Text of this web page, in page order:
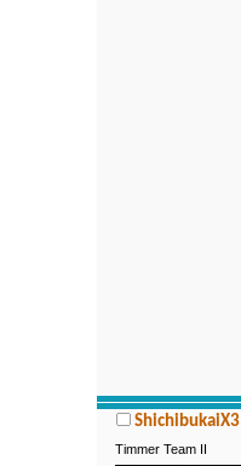
ShichibukaiX3
Timmer Team II